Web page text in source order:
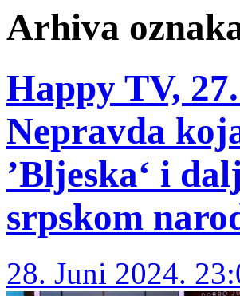
Arhiva
Happy TV,
Nepravda
’Bljeska‘ i
srpskom
28. Juni 2024.